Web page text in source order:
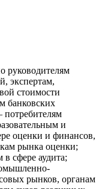
руководителям
экспертам,
стоимости
банковских
и
оценки и финансов,
рынка оценки;
сфере аудита;
рынков, органам